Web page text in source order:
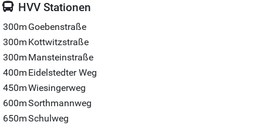
HVV Stationen
300m Goebenstraße
300m Kottwitzstraße
300m Mansteinstraße
400m Eidelstedter Weg
450mWiesingerweg
600mSorthmannweg
650mSchulweg